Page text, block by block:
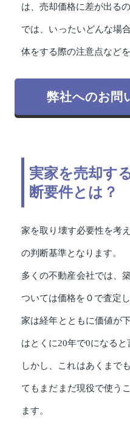
は、売却価格に差が出るの
では、いったいどんな場
体をする際の注意点など
弊社へのお問
実家を売却す
断要件とは？
家を取り壊す必要性を考
の判断基準となります。
多くの不動産会社では、
ついては価格を０で査定し
家は経年とともに価値が
はとくに20年で0になると
しかし、これはあくまで
てもまだまだ現役で使う
ます。